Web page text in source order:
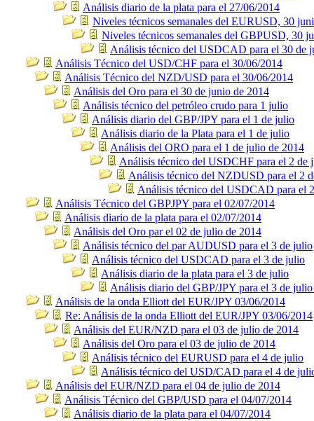
Análisis diario de la plata para el 27/06/2014
Niveles técnicos semanales del EURUSD, 30
Niveles técnicos semanales del GBPUSD, 30
Análisis técnico del USDCAD para el 30 de
Análisis Técnico del USD/CHF para el 30/06/2014
Análisis Técnico del NZD/USD para el 30/06/2014
Análisis del Oro para el 30 de junio de 2014
Análisis técnico del petróleo crudo para 1 julio
Análisis diario del GBP/JPY para el 1 de julio
Análisis diario de la Plata para el 1 de julio
Análisis del ORO para el 1 de julio de 2014
Análisis técnico del USDCHF para el 2 de
Análisis técnico del NZDUSD para el 2
Análisis técnico del USDCAD para el
Análisis Técnico del GBPJPY para el 02/07/2014
Análisis diario de la plata para el 02/07/2014
Análisis del Oro par el 02 de julio de 2014
Análisis técnico del par AUDUSD para el 3 de julio
Análisis técnico del USDCAD para el 3 de julio
Análisis diario de la plata para el 3 de julio
Análisis diario del GBP/JPY para el 3 de julio
Análisis de la onda Elliott del EUR/JPY 03/06/2014
Re: Análisis de la onda Elliott del EUR/JPY 03/06/2014
Análisis del EUR/NZD para el 03 de julio de 2014
Análisis del Oro para el 03 de julio de 2014
Análisis técnico del EURUSD para el 4 de julio
Análisis técnico del USD/CAD para el 4 de
Análisis del EUR/NZD para el 04 de julio de 2014
Análisis Técnico del GBP/USD para el 04/07/2014
Análisis diario de la plata para el 04/07/2014